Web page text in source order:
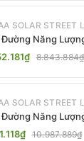
SOLAR STREET
Năng
Cao Cấp IP65
8.843.884₫
SOLAR STREET
Năng
ZL-BJ04-CCTV
10.987.889₫